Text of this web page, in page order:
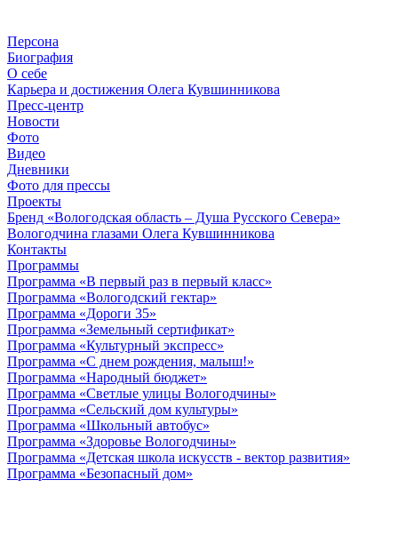
Персона
Биография
О себе
Карьера и достижения Олега Кувшинникова
Пресс-центр
Новости
Фото
Видео
Дневники
Фото для прессы
Проекты
Бренд «Вологодская область – Душа Русского Севера»
Вологодчина глазами Олега Кувшинникова
Контакты
Программы
Программа «В первый раз в первый класс»
Программа «Вологодский гектар»
Программа «Дороги 35»
Программа «Земельный сертификат»
Программа «Культурный экспресс»
Программа «С днем рождения, малыш!»
Программа «Народный бюджет»
Программа «Светлые улицы Вологодчины»
Программа «Сельский дом культуры»
Программа «Школьный автобус»
Программа «Здоровье Вологодчины»
Программа «Детская школа искусств - вектор развития»
Программа «Безопасный дом»